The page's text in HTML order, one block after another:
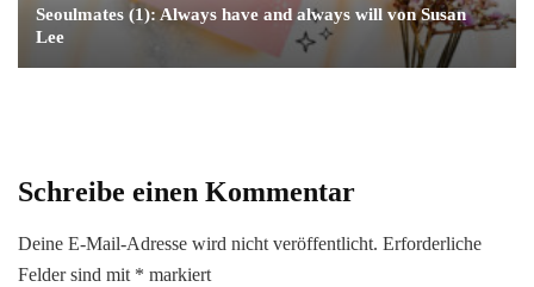
Seoulmates (1): Always have and always will von Susan
Lee
Schreibe einen Kommentar
Deine E-Mail-Adresse wird nicht veröffentlicht. Erforderliche
Felder sind mit * markiert